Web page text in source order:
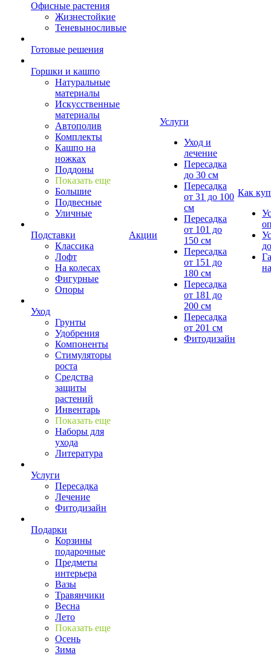
Офисные растения
Жизнестойкие
Теневыносливые
Готовые решения
Горшки и кашпо
Натуральные
материалы
Искусственные
материалы
Автополив
Комплекты
Кашпо на
ножках
Поддоны
Показать еще
Большие
Подвесные
Уличные
Подставки
Классика
Лофт
На колесах
Фигурные
Опоры
Уход
Грунты
Удобрения
Компоненты
Стимуляторы
роста
Средства
защиты
растений
Инвентарь
Показать еще
Наборы для
ухода
Литература
Услуги
Пересадка
Лечение
Фитодизайн
Подарки
Корзины
подарочные
Предметы
интерьера
Вазы
Травянчики
Весна
Лето
Показать еще
Осень
Зима
Акции
Услуги
Уход и
лечение
Пересадка
до 30 см
Пересадка
от 31 до 100
см
Пересадка
от 101 до
150 см
Пересадка
от 151 до
180 см
Пересадка
от 181 до
200 см
Пересадка
от 201 см
Фитодизайн
Как